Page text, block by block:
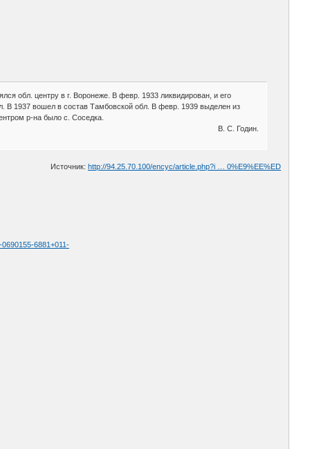
обл. центру в г. Воронеже. В февр. 1933 ликвидирован, и его
В 1937 вошел в состав Тамбовской обл. В февр. 1939 выделен из
р-на было с. Соседка.
В. С. Годин.
Источник: http://94.25.70.100/encyc/article.php?i … 0%E9%EE%ED
6881+011-